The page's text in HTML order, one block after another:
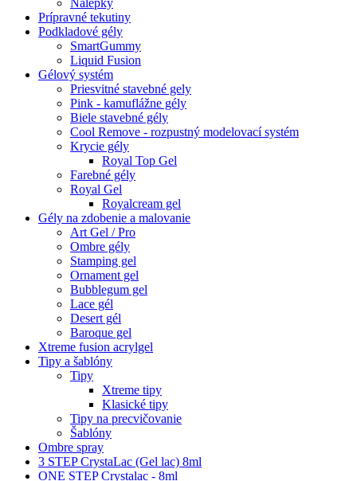
Prípravné tekutiny
Podkladové gély
SmartGummy
Liquid Fusion
Gélový systém
Priesvitné stavebné gely
Pink - kamuflážne gély
Biele stavebné gély
Cool Remove - rozpustný modelovací systém
Krycie gély
Royal Top Gel
Farebné gély
Royal Gel
Royalcream gel
Gély na zdobenie a malovanie
Art Gel / Pro
Ombre gély
Stamping gel
Ornament gel
Bubblegum gel
Lace gél
Desert gél
Baroque gel
Xtreme fusion acrylgel
Tipy a šablóny
Tipy
Xtreme tipy
Klasické tipy
Tipy na precvičovanie
Šablóny
Ombre spray
3 STEP CrystaLac (Gel lac) 8ml
ONE STEP Crystalac - 8ml